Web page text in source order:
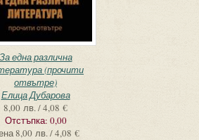
За една различна
(прочити
отвътре)
Елица Дубарова
8,00 лв. / 4,08 €
Отстъпка: 0,00
8,00 лв. / 4,08 €